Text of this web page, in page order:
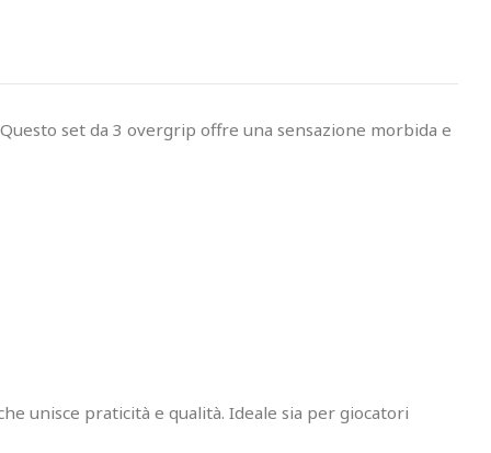
set da 3 overgrip offre una sensazione morbida e
unisce praticità e qualità. Ideale sia per giocatori